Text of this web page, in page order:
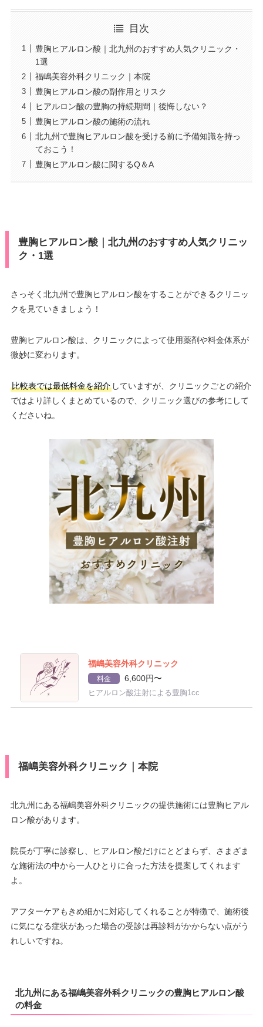
目次
豊胸ヒアルロン酸｜北九州のおすすめ人気クリニック・
1選
福嶋美容外科クリニック｜本院
豊胸ヒアルロン酸の副作用とリスク
ヒアルロン酸の豊胸の持続期間｜後悔しない？
豊胸ヒアルロン酸の施術の流れ
北九州で豊胸ヒアルロン酸を受ける前に予備知識を持っ
ておこう！
豊胸ヒアルロン酸に関するQ＆A
豊胸ヒアルロン酸｜北九州のおすすめ人気クリニッ
ク・1選
さっそく北九州で豊胸ヒアルロン酸をすることができるクリニッ
クを見ていきましょう！
豊胸ヒアルロン酸は、クリニックによって使用薬剤や料金体系が
微妙に変わります。
比較表では最低料金を紹介していますが、クリニックごとの紹介
ではより詳しくまとめているので、クリニック選びの参考にして
くださいね。
福嶋美容外科クリニック
料金 6,600円〜
ヒアルロン酸注射による豊胸1cc
福嶋美容外科クリニック｜本院
北九州にある福嶋美容外科クリニックの提供施術には豊胸ヒアル
ロン酸があります。
院長が丁寧に診察し、ヒアルロン酸だけにとどまらず、さまざま
な施術法の中から一人ひとりに合った方法を提案してくれます
よ。
アフターケアもきめ細かに対応してくれることが特徴で、施術後
に気になる症状があった場合の受診は再診料がかからない点がう
れしいですね。
北九州にある福嶋美容外科クリニックの豊胸ヒアルロン酸
の料金